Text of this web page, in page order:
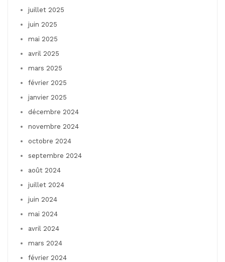
juillet 2025
juin 2025
mai 2025
avril 2025
mars 2025
février 2025
janvier 2025
décembre 2024
novembre 2024
octobre 2024
septembre 2024
août 2024
juillet 2024
juin 2024
mai 2024
avril 2024
mars 2024
février 2024